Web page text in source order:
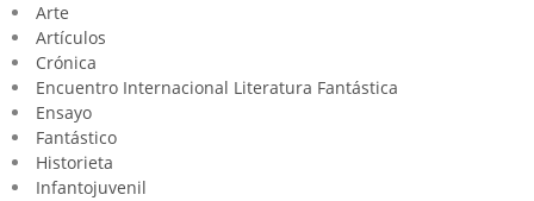
Arte
Artículos
Crónica
Encuentro Internacional Literatura Fantástica
Ensayo
Fantástico
Historieta
Infantojuvenil